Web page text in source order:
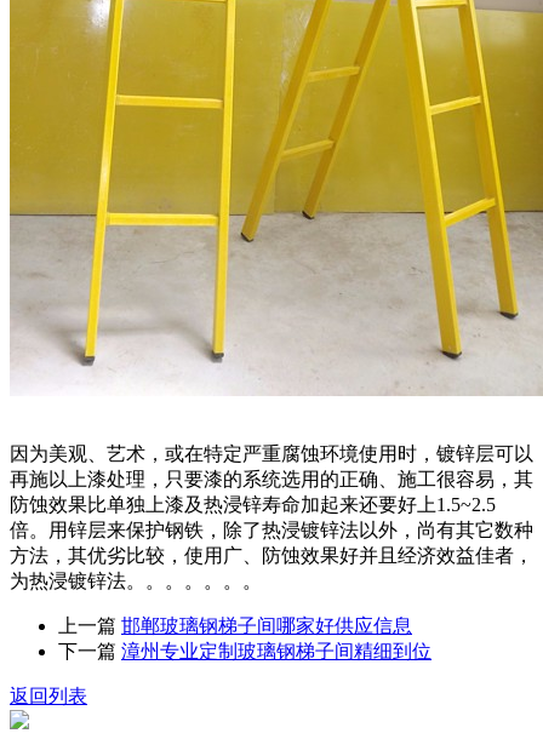
因为美观、艺术，或在特定严重腐蚀环境使用时，镀锌层可以
再施以上漆处理，只要漆的系统选用的正确、施工很容易，其
防蚀效果比单独上漆及热浸锌寿命加起来还要好上1.5~2.5
倍。用锌层来保护钢铁，除了热浸镀锌法以外，尚有其它数种
方法，其优劣比较，使用广、防蚀效果好并且经济效益佳者，
为热浸镀锌法。。。。。。。
上一篇 邯郸玻璃钢梯子间哪家好供应信息
下一篇 漳州专业定制玻璃钢梯子间精细到位
返回列表